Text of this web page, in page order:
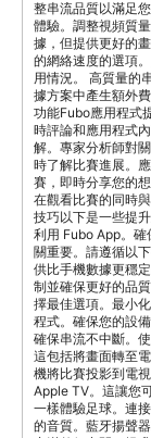
整串流品質以滿足
體驗。調整視頻質
據，但提供更好的
的網絡速度的選項
用情況。 高質量的
據方案中產生額外
功能Fubo應用程式
時評論和應用程式
解。專家分析師對
時了解比賽進展。
賽，即時分享您的
在觀看比賽的同時
技巧以下是一些提
利用 Fubo App。確
關重要。請遵循以
供比手機數據更穩
制並確保更好的品
擇最佳選項。最小
程式。確保您的設
確保串流不中斷。
這包括將畫面轉至
機將比賽投影到電
Apple TV。這讓您
一樣體驗足球。連
的音質。藍牙揚聲